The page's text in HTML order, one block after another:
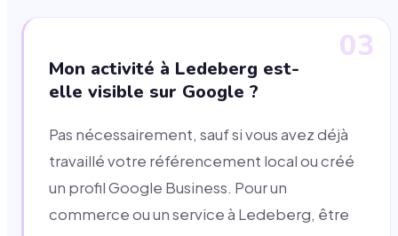
03
Mon activité à Ledeberg est-
elle visible sur Google ?
Pas nécessairement, sauf si vous avez déjà
travaillé votre référencement local ou créé
un profil Google Business. Pour un
commerce ou un service à Ledeberg, être